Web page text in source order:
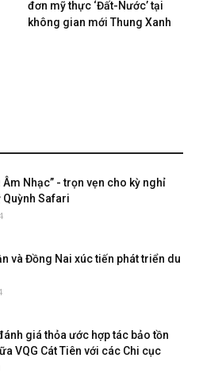
đơn mỹ thực ‘Đất-Nước’ tại
không gian mới Thung Xanh
Âm Nhạc” - trọn vẹn cho kỳ nghỉ
Quỳnh Safari
và Đồng Nai xúc tiến phát triển du
giá thỏa ước hợp tác bảo tồn
VQG Cát Tiên với các Chi cục